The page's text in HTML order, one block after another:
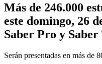
Más de 246.000
este domingo, 26
Saber Pro y
Serán presentadas en más de